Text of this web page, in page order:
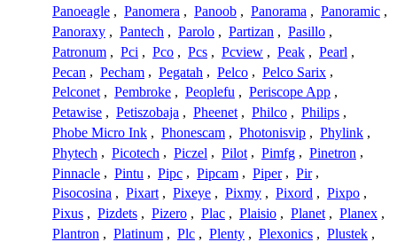
Panoeagle , Panomera , Panoob , Panorama , Panoramic ,
Panoraxy , Pantech , Parolo , Partizan , Pasillo ,
Patronum , Pci , Pco , Pcs , Pcview , Peak , Pearl ,
Pecan , Pecham , Pegatah , Pelco , Pelco Sarix ,
Pelconet , Pembroke , Peoplefu , Periscope App ,
Petawise , Petiszobaja , Pheenet , Philco , Philips ,
Phobe Micro Ink , Phonescam , Photonisvip , Phylink ,
Phytech , Picotech , Piczel , Pilot , Pimfg , Pinetron ,
Pinnacle , Pintu , Pipc , Pipcam , Piper , Pir ,
Pisocosina , Pixart , Pixeye , Pixmy , Pixord , Pixpo ,
Pixus , Pizdets , Pizero , Plac , Plaisio , Planet , Planex ,
Plantron , Platinum , Plc , Plenty , Plexonics , Plustek ,